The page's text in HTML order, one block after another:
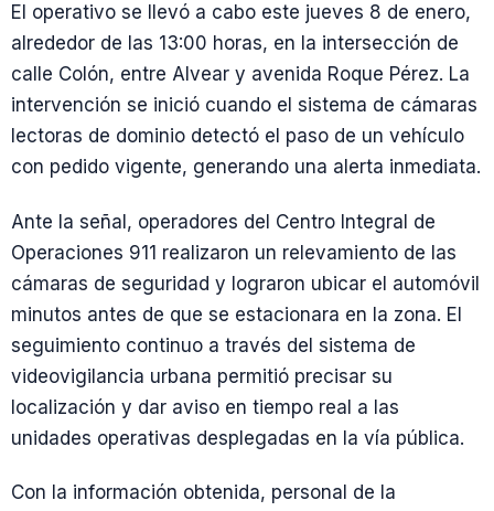
El operativo se llevó a cabo este jueves 8 de enero,
alrededor de las 13:00 horas, en la intersección de
calle Colón, entre Alvear y avenida Roque Pérez. La
intervención se inició cuando el sistema de cámaras
lectoras de dominio detectó el paso de un vehículo
con pedido vigente, generando una alerta inmediata.
Ante la señal, operadores del Centro Integral de
Operaciones 911 realizaron un relevamiento de las
cámaras de seguridad y lograron ubicar el automóvil
minutos antes de que se estacionara en la zona. El
seguimiento continuo a través del sistema de
videovigilancia urbana permitió precisar su
localización y dar aviso en tiempo real a las
unidades operativas desplegadas en la vía pública.
Con la información obtenida, personal de la